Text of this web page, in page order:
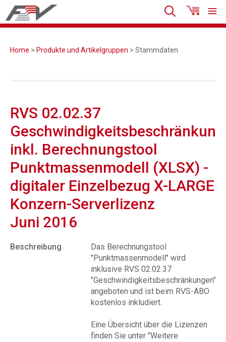
Home > Produkte und Artikelgruppen > Stammdaten
RVS 02.02.37
inkl. Berechnungstool
Punktmassenmodell (XLSX) -
digitaler Einzelbezug X-LARGE
Konzern-Serverlizenz
Juni 2016
Beschreibung
Das Berechnungstool
"Punktmassenmodell" wird
inklusive RVS 02.02.37
"Geschwindigkeitsbeschränkungen"
angeboten und ist beim RVS-ABO
kostenlos inkludiert.
Eine Übersicht über die Lizenzen
finden Sie unter "Weitere